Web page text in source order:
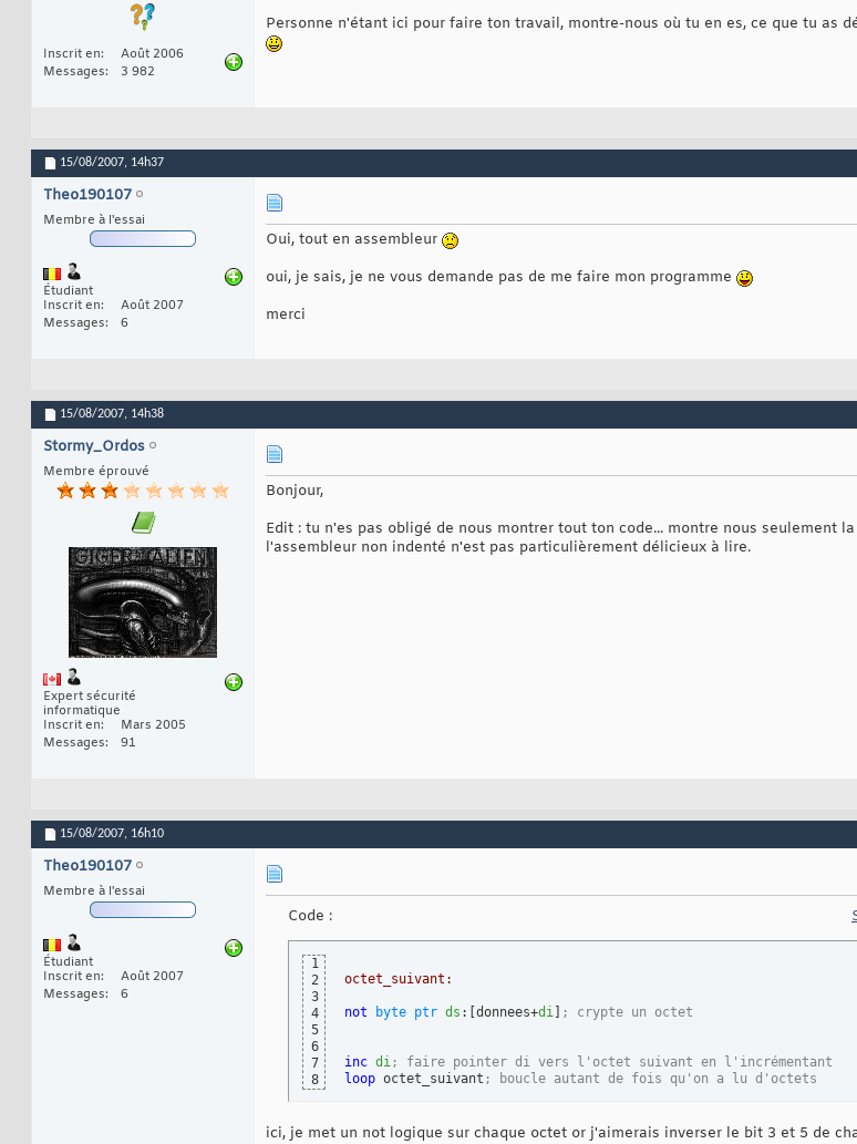
Inscrit en
Août 2006
Messages
3 982
Personne n'étant ici pour faire ton travail, montre-nous où tu en es, ce que tu as
15/08/2007, 14h37
Theo190107
Membre à l'essai
Étudiant
Inscrit en
Août 2007
Messages
6
Oui, tout en assembleur
oui, je sais, je ne vous demande pas de me faire mon programme
merci
15/08/2007, 14h38
Stormy_Ordos
Membre éprouvé
Expert sécurité
informatique
Inscrit en
Mars 2005
Messages
91
Bonjour,
Edit : tu n'es pas obligé de nous montrer tout ton code... montre nous seulement
l'assembleur non indenté n'est pas particulièrement délicieux à lire.
15/08/2007, 16h10
Theo190107
Membre à l'essai
Étudiant
Inscrit en
Août 2007
Messages
6
Code :
1
2
3
4
5
6
7
8
octet_suivant:
not byte ptr ds : [donnees+di ] ; crypte un octet
inc di ; faire pointer di vers l'octet suivant en l'incrémentant
loop octet_suivant ; boucle autant de fois qu'on a lu d'octets
ici, je met un not logique sur chaque octet or j'aimerais inverser le bit 3 et 5 de